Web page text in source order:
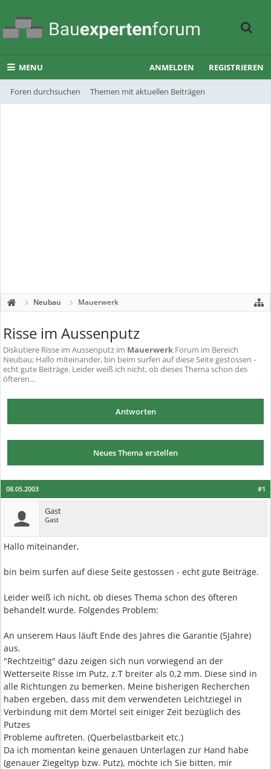
MENU
Foren durchsuchen Themen mit aktuellen Beiträgen
ANMELDEN REGISTRIEREN
Neubau Mauerwerk
Risse im Aussenputz
Diskutiere Risse im Aussenputz im Mauerwerk Forum im Bereich
Neubau; Hallo miteinander, bin beim surfen auf diese Seite gestossen -
echt gute Beiträge. Leider weiß ich nicht, ob dieses Thema schon des
öfteren...
Antworten
Neues Thema erstellen
#1
08.05.2003
Gast
Gast
Hallo miteinander,
bin beim surfen auf diese Seite gestossen - echt gute Beiträge.
Leider weiß ich nicht, ob dieses Thema schon des öfteren
behandelt wurde. Folgendes Problem:
An unserem Haus läuft Ende des Jahres die Garantie (5Jahre)
aus.
"Rechtzeitig" dazu zeigen sich nun vorwiegend an der
Wetterseite Risse im Putz, z.T breiter als 0,2 mm. Diese sind in
alle Richtungen zu bemerken. Meine bisherigen Recherchen
haben ergeben, dass mit dem verwendeten Leichtziegel in
Verbindung mit dem Mörtel seit einiger Zeit bezüglich des
Putzes
Probleme auftreten. (Querbelastbarkeit etc.)
Da ich momentan keine genauen Unterlagen zur Hand habe
(genauer Ziegeltyp bzw. Putz), möchte ich Sie bitten, mir